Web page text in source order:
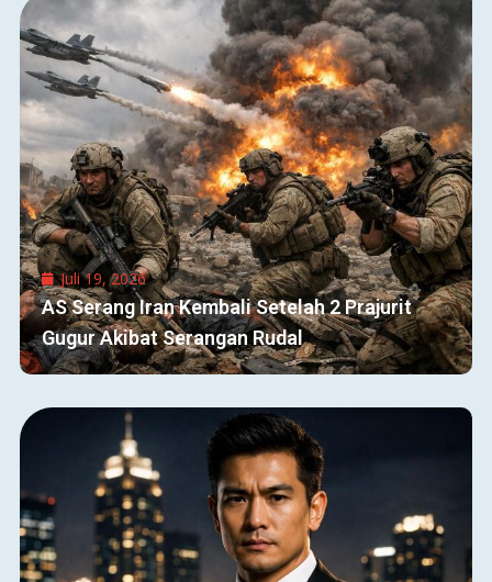
Juli 19, 2026
AS Serang Iran Kembali Setelah 2 Prajurit
Gugur Akibat Serangan Rudal